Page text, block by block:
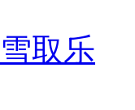
取乐